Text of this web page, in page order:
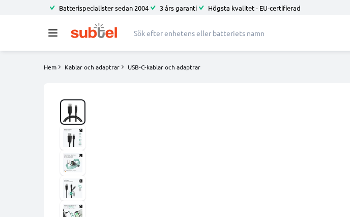
Batterispecialister sedan 2004 3 års garanti Högsta kvalitet - EU-certifierad
Hem Kablar och adaptrar USB-C-kablar och adaptrar